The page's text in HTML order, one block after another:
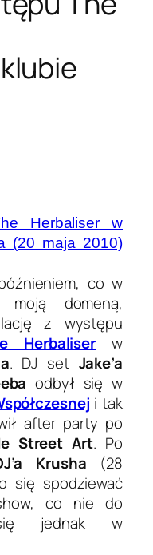
co w
domeną,
z występu
Herbaliser w
. DJ set Jake’a
odbył się w
i tak
after party po
Street Art. Po
Krusha (28
się spodziewać
co nie do
jednak w